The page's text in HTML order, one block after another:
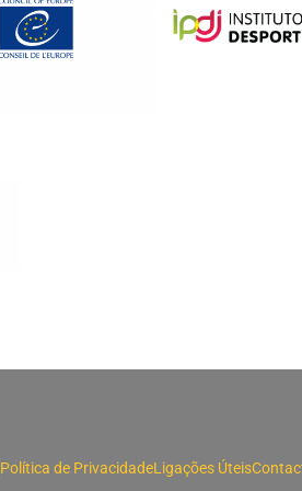
Política de PrivacidadeLigações Úteis